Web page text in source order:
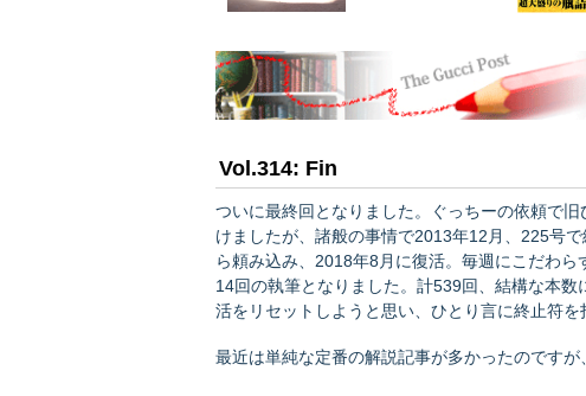
Vol.314: Fin
ついに最終回となりました。ぐっちーの依頼で
けましたが、諸般の事情で2013年12月、225号
ら頼み込み、2018年8月に復活。毎週にこだわ
14回の執筆となりました。計539回、結構な本
活をリセットしようと思い、ひとり言に終止符を
最近は単純な定番の解説記事が多かったのです